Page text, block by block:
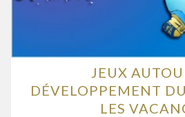
JEUX
DÉVELOPPEMENT
LES